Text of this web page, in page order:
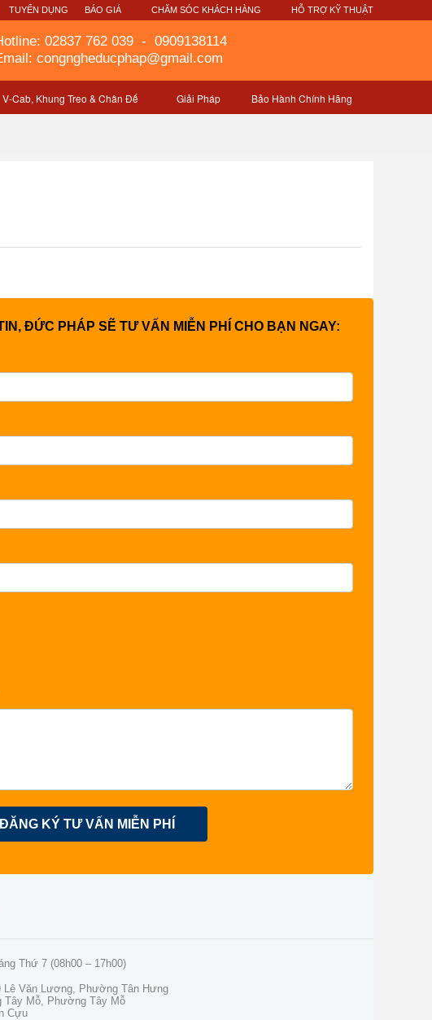
TUYỂN DỤNG BÁO GIÁ CHĂM SÓC KHÁCH HÀNG HỖ TRỢ KỸ THUẬT
02837 762 039 - 0909138114
congngheducphap@gmail.com
V-Cab, Khung Treo & Chân Đế Giải Pháp Bảo Hành Chính Hãng
ĐỨC PHÁP SẼ TƯ VẤN MIỄN PHÍ CHO BẠN NGAY:
ĐĂNG KÝ TƯ VẤN MIỄN PHÍ
Thứ 7 (08h00 – 17h00)
Lê Văn Lương, Phường Tân Hưng
Tây Mỗ, Phường Tây Mỗ
Cựu